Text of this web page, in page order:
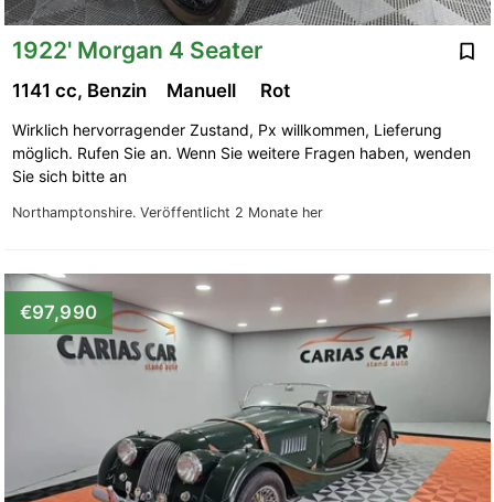
1922' Morgan 4 Seater
Northamptonshire. Veröffentlicht 2 Monate her
1141 cc, Benzin Manuell Rot
Wirklich hervorragender Zustand, Px willkommen, Lieferung
möglich. Rufen Sie an. Wenn Sie weitere Fragen haben, wenden
Sie sich bitte an
€97,990